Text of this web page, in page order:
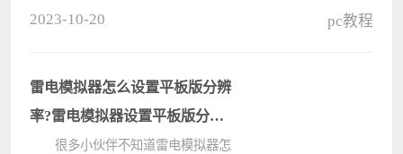
呢？来看看具体的使用方法吧。
????
2023-10-20 pc教程
雷电模拟器怎么设置平板版分辨
率?雷电模拟器设置平板版分辨
率的方法
很多小伙伴不知道雷电模拟器怎